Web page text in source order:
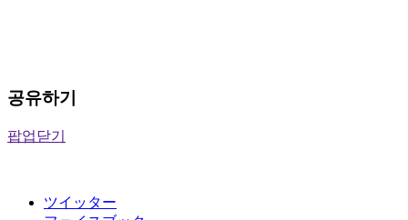
공유하기
팝업닫기
ツイッター